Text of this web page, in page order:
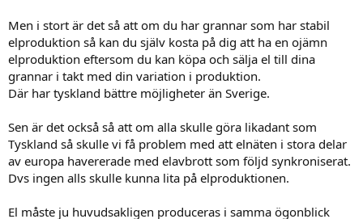
Men i stort är det så att om du har grannar som har stabil
elproduktion så kan du själv kosta på dig att ha en ojämn
elproduktion eftersom du kan köpa och sälja el till dina
grannar i takt med din variation i produktion.
Där har tyskland bättre möjligheter än Sverige.
Sen är det också så att om alla skulle göra likadant som
Tyskland så skulle vi få problem med att elnäten i stora delar
av europa havererade med elavbrott som följd synkroniserat.
Dvs ingen alls skulle kunna lita på elproduktionen.
El måste ju huvudsakligen produceras i samma ögonblick